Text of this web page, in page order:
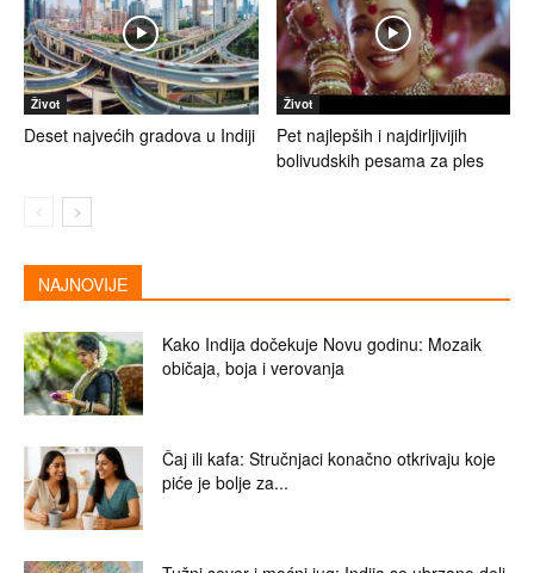
Život
Deset najvećih gradova u Indiji
Život
Pet najlepših i najdirljivijih
bolivudskih pesama za ples
NAJNOVIJE
Kako Indija dočekuje Novu godinu: Mozaik
običaja, boja i verovanja
Čaj ili kafa: Stručnjaci konačno otkrivaju koje
piće je bolje za...